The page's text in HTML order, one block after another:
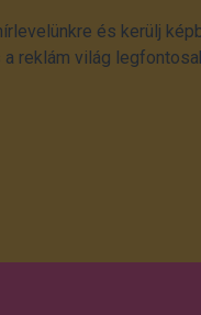
és kerülj
reklám világ